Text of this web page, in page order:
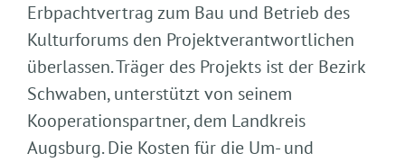
Erbpachtvertrag zum Bau und Betrieb des
Kulturforums den Projektverantwortlichen
überlassen. Träger des Projekts ist der Bezirk
Schwaben, unterstützt von seinem
Kooperationspartner, dem Landkreis
Augsburg. Die Kosten für die Um- und